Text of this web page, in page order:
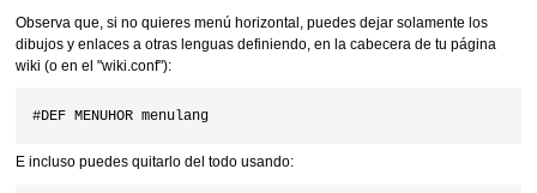
Observa que, si no quieres menú horizontal, puedes dejar solamente los
dibujos y enlaces a otras lenguas definiendo, en la cabecera de tu página
wiki (o en el "wiki.conf"):
E incluso puedes quitarlo del todo usando: